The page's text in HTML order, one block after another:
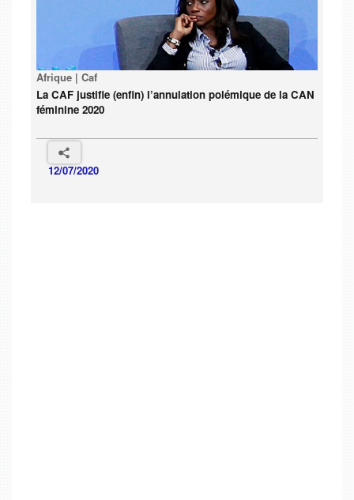
Afrique | Caf
La CAF justifie (enfin) l’annulation polémique de la CAN
féminine 2020
12/07/2020